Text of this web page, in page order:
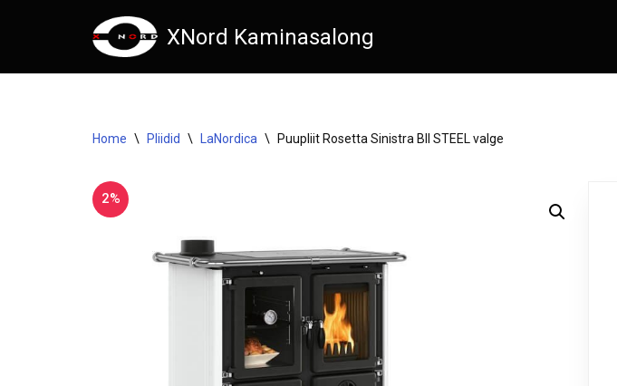
to
XNord Kaminasalong
Home \ Pliidid \ LaNordica \ Puupliit Rosetta Sinistra BII STEEL valge
2%